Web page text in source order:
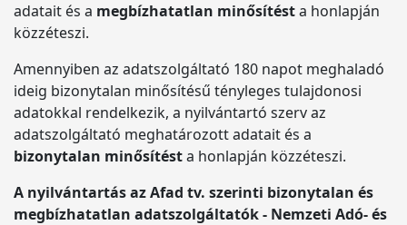
adatait és a megbízhatatlan minősítésta honlapján
közzéteszi.
Amennyiben az adatszolgáltató 180 napot meghaladó
ideig bizonytalan minősítésű tényleges tulajdonosi
adatokkal rendelkezik, a nyilvántartó szerv az
adatszolgáltató meghatározott adatait és a
bizonytalan minősítésta honlapján közzéteszi.
A nyilvántartás az Afad tv. szerinti bizonytalan és
megbízhatatlan adatszolgáltatók - Nemzeti Adó- és